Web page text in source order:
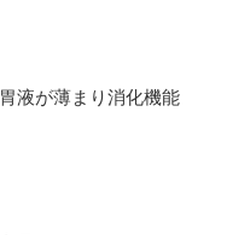
液が薄まり消化機能